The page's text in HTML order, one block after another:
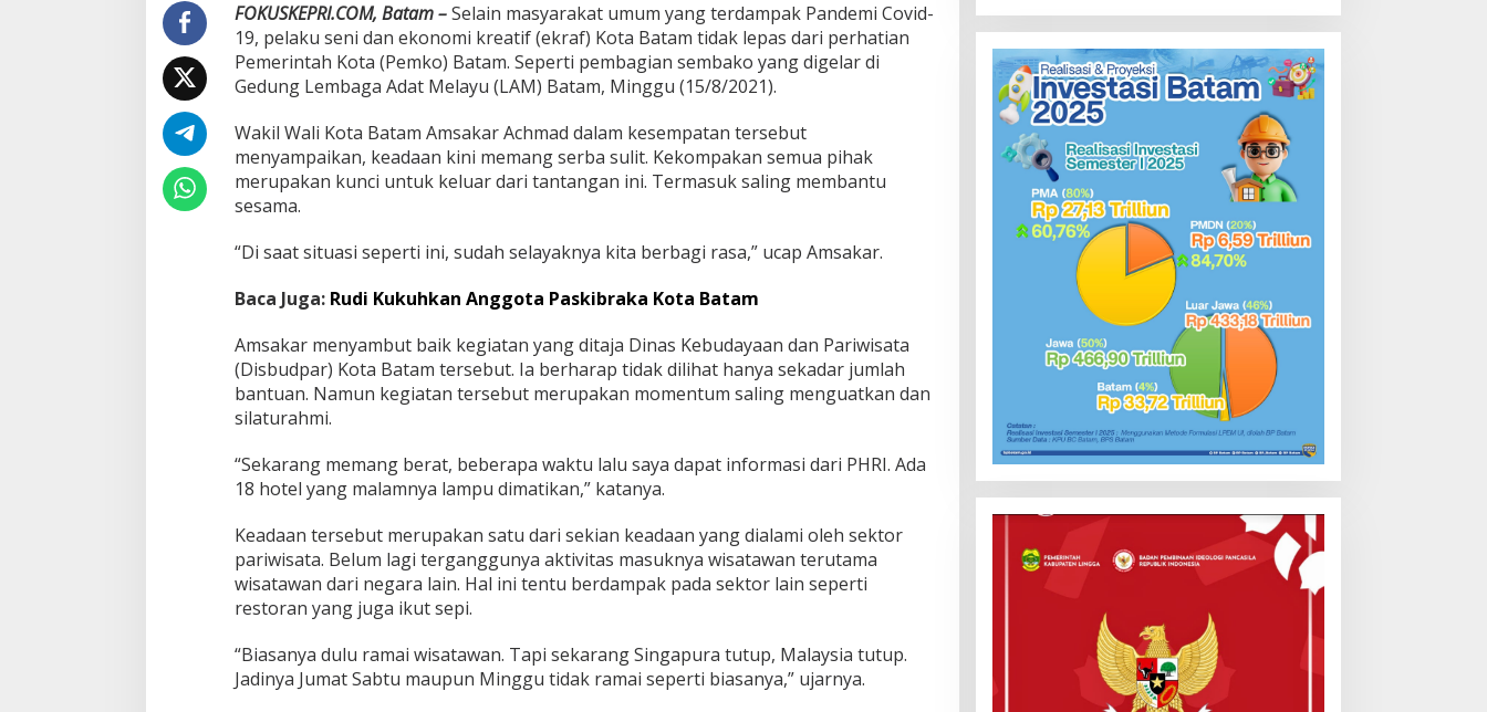
r
k
a
n
S
m
b
a
k
a
P
l
a
k
n
i
a
n
E
k
f
FOKUSKEPRI.COM, Batam –Selain masyarakat umum yang terdampak Pandemi Covid-
19, pelaku seni dan ekonomi kreatif (ekraf) Kota Batam tidak lepas dari perhatian
Pemerintah Kota (Pemko) Batam. Seperti pembagian sembako yang digelar di
Gedung Lembaga Adat Melayu (LAM) Batam, Minggu (15/8/2021).
Wakil Wali Kota Batam Amsakar Achmad dalam kesempatan tersebut
menyampaikan, keadaan kini memang serba sulit. Kekompakan semua pihak
merupakan kunci untuk keluar dari tantangan ini. Termasuk saling membantu
sesama.
“Di saat situasi seperti ini, sudah selayaknya kita berbagi rasa,” ucap Amsakar.
Baca Juga: Rudi Kukuhkan Anggota Paskibraka Kota Batam
Amsakar menyambut baik kegiatan yang ditaja Dinas Kebudayaan dan Pariwisata
(Disbudpar) Kota Batam tersebut. Ia berharap tidak dilihat hanya sekadar jumlah
bantuan. Namun kegiatan tersebut merupakan momentum saling menguatkan dan
silaturahmi.
“Sekarang memang berat, beberapa waktu lalu saya dapat informasi dari PHRI. Ada
18 hotel yang malamnya lampu dimatikan,” katanya.
Keadaan tersebut merupakan satu dari sekian keadaan yang dialami oleh sektor
pariwisata. Belum lagi terganggunya aktivitas masuknya wisatawan terutama
wisatawan dari negara lain. Hal ini tentu berdampak pada sektor lain seperti
restoran yang juga ikut sepi.
“Biasanya dulu ramai wisatawan. Tapi sekarang Singapura tutup, Malaysia tutup.
Jadinya Jumat Sabtu maupun Minggu tidak ramai seperti biasanya,” ujarnya.